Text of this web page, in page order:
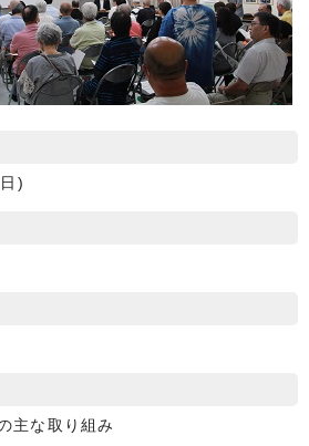
)
主な取り組み